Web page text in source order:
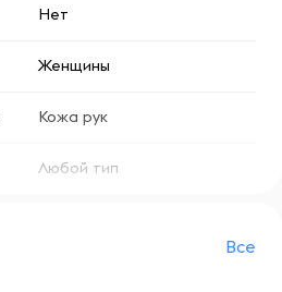
Нет
Женщины
Кожа рук
Любой тип
Все